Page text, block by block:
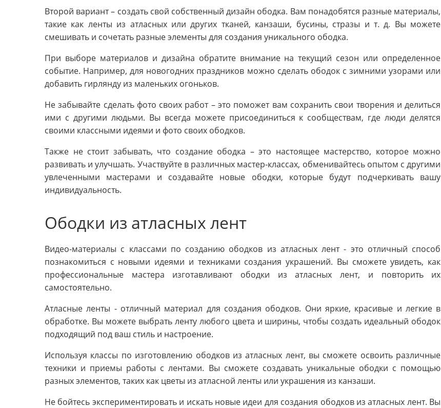
Второй вариант – создать свой собственный дизайн ободка. Вам понадобятся разные материалы,
такие как ленты из атласных или других тканей, канзаши, бусины, стразы и т. д. Вы можете
смешивать и сочетать разные элементы для создания уникального ободка.
При выборе материалов и дизайна обратите внимание на текущий сезон или определенное
событие. Например, для новогодних праздников можно сделать ободок с зимними узорами или
добавить гирлянду из маленьких огоньков.
Не забывайте сделать фото своих работ – это поможет вам сохранить свои творения и делиться
ими с другими людьми. Вы всегда можете присоединиться к сообществам, где люди делятся
своими классными идеями и фото своих ободков.
Также не стоит забывать, что создание ободка – это настоящее мастерство, которое можно
развивать и улучшать. Участвуйте в различных мастер-классах, обменивайтесь опытом с другими
увлеченными мастерами и создавайте новые ободки, которые будут подчеркивать вашу
индивидуальность.
Ободки из атласных лент
Видео-материалы с классами по созданию ободков из атласных лент - это отличный способ
познакомиться с новыми идеями и техниками создания украшений. Вы сможете увидеть, как
профессиональные мастера изготавливают ободки из атласных лент, и повторить их
самостоятельно.
Атласные ленты - отличный материал для создания ободков. Они яркие, красивые и легкие в
обработке. Вы можете выбрать ленту любого цвета и ширины, чтобы создать идеальный ободок
подходящий под ваш стиль и настроение.
Используя классы по изготовлению ободков из атласных лент, вы сможете освоить различные
техники и приемы работы с лентами. Вы сможете создавать уникальные ободки с помощью
разных элементов, таких как цветы из атласной ленты или украшения из канзаши.
Не бойтесь экспериментировать и искать новые идеи для создания ободков из атласных лент. Вы